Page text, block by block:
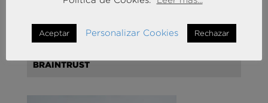
BRAINTRUST
Aceptar Personalizar Cookies Rechazar